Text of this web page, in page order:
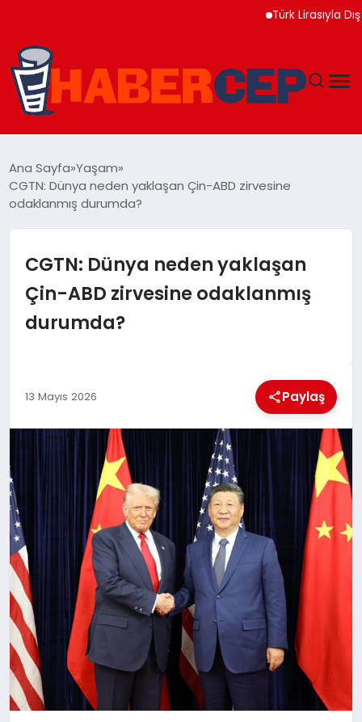
Türk Lirasıyla Dış
GÜNDEM
SOSYAL MEDYA
Ana Sayfa Yaşam
CGTN: Dünya neden yaklaşan Çin-ABD zirvesine
odaklanmış durumda?
CGTN: Dünya neden yaklaşan
Çin-ABD zirvesine odaklanmış
durumda?
13 Mayıs 2026 Paylaş